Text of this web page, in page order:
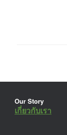
Our Story
เกี่ยวกับเรา